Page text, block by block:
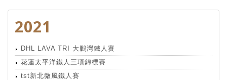
2021
DHL LAVA TRI 大鵬灣鐵人賽
花蓮太平洋鐵人三項錦標賽
tst新北微風鐵人賽